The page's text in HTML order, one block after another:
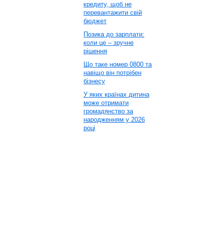
кредиту, щоб не
перевантажити свій
бюджет
Позика до зарплати:
коли це – зручне
рішення
Що таке номер 0800 та
навіщо він потрібен
бізнесу
У яких країнах дитина
може отримати
громадянство за
народженням у 2026
році